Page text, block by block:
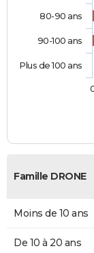
80-90 ans
90-100 ans
Plus de 100 ans
Famille DRONE
Moins de 10 ans
De 10 à 20 ans